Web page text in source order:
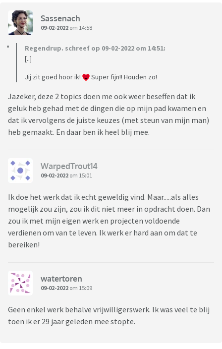
Sassenach
09-02-2022 om 14:58
Regendrup. schreef op 09-02-2022 om 14:51:
[..]
Jij zit goed hoor ik! Super fijn!! Houden zo!
Jazeker, deze 2 topics doen me ook weer beseffen dat ik
geluk heb gehad met de dingen die op mijn pad kwamen en
dat ik vervolgens de juiste keuzes (met steun van mijn man)
heb gemaakt. En daar ben ik heel blij mee.
WarpedTrout14
09-02-2022 om 15:01
Ik doe het werk dat ik echt geweldig vind. Maar.....als alles
mogelijk zou zijn, zou ik dit niet meer in opdracht doen. Dan
zou ik met mijn eigen werk en projecten voldoende
verdienen om van te leven. Ik werk er hard aan om dat te
bereiken!
watertoren
09-02-2022 om 15:09
Geen enkel werk behalve vrijwilligerswerk. Ik was veel te blij
toen ik er 29 jaar geleden mee stopte.